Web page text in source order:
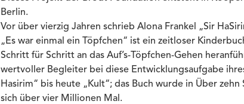
Berlin.
Vor über vierzig Jahren schrieb Alona Frankel „Sir
„Es war einmal ein Töpfchen“ ist ein zeitloser
Schritt für Schritt an das Auf’s-Töpfchen-Gehen
wertvoller Begleiter bei diese Entwicklungsaufgabe
Hasirim“ bis heute „Kult“; das Buch wurde in Über
sich über vier Millionen Mal.